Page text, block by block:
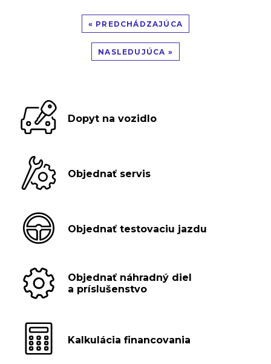
« PREDCHÁDZAJÚCA
NASLEDUJÚCA »
Dopyt na vozidlo
Objednať servis
Objednať testovaciu jazdu
Objednať náhradný diel
a príslušenstvo
Kalkulácia financovania